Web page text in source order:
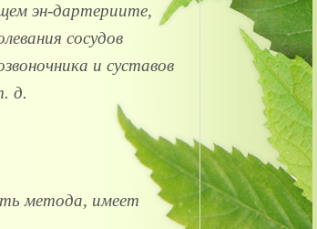
эн-дартериите,
сосудов
и суставов
д.
метода, имеет